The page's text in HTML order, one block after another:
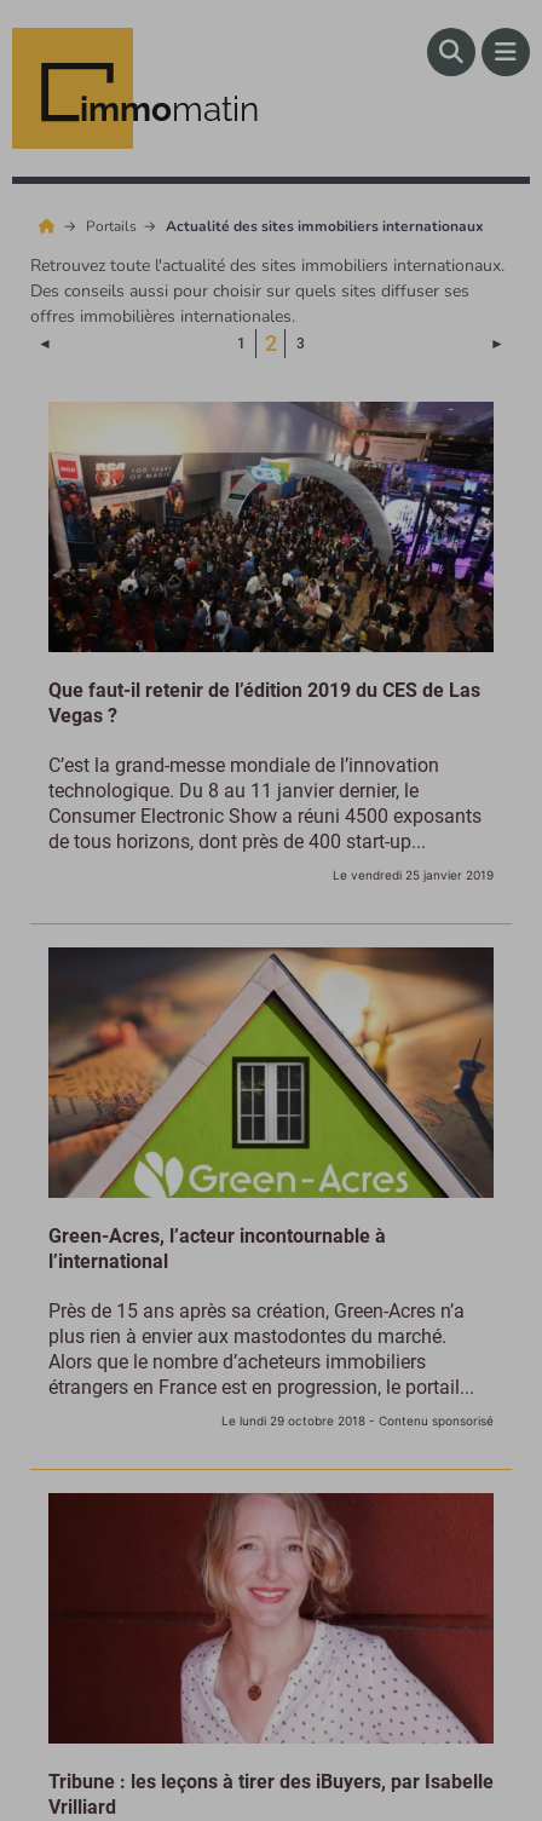
immomatin
Portails Actualité des sites immobiliers internationaux
Retrouvez toute l'actualité des sites immobiliers internationaux.
Des conseils aussi pour choisir sur quels sites diffuser ses
offres immobilières internationales.
◄ 1 2 (Page courante)
3 ►
Que faut-il retenir de l’édition 2019 du CES de Las
Vegas ?
C’est la grand-messe mondiale de l’innovation
technologique. Du 8 au 11 janvier dernier, le
Consumer Electronic Show a réuni 4500 exposants
de tous horizons, dont près de 400 start-up...
Le vendredi 25 janvier 2019
Green-Acres, l’acteur incontournable à
l’international
Près de 15 ans après sa création, Green-Acres n’a
plus rien à envier aux mastodontes du marché.
Alors que le nombre d’acheteurs immobiliers
étrangers en France est en progression, le portail...
Le lundi 29 octobre 2018 - Contenu sponsorisé
Tribune : les leçons à tirer des iBuyers, par Isabelle
Vrilliard